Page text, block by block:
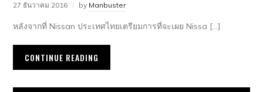
27 ธันวาคม 2016 by Manbuster
หลังจากที่ Nissan ประเทศไทยเตรียมการที่จะเผย Nissa […]
CONTINUE READING